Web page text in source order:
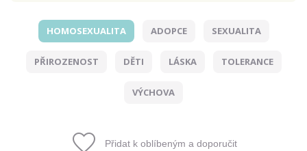
HOMOSEXUALITA ADOPCE SEXUALITA
PŘIROZENOST DĚTI LÁSKA TOLERANCE
VÝCHOVA
Přidat k oblíbeným a doporučit